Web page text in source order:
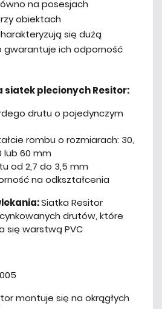
na posesjach
obiektach
się dużą
gwarantuje ich odporność
plecionych Resitor:
drutu o pojedynczym
rombu o rozmiarach: 30,
lub 60 mm
od 2,7 do 3,5 mm
na odkształcenia
Siatka Resitor
drutów, które
się warstwą PVC
montuje się na okrągłych